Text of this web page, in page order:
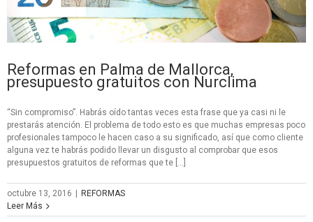
Reformas en Palma de Mallorca,
presupuesto gratuitos con Nurclima
“Sin compromiso”. Habrás oído tantas veces esta frase que ya casi ni le
prestarás atención. El problema de todo esto es que muchas empresas poco
profesionales tampoco le hacen caso a su significado, así que como cliente
alguna vez te habrás podido llevar un disgusto al comprobar que esos
presupuestos gratuitos de reformas que te […]
octubre 13, 2016
REFORMAS
Leer Más